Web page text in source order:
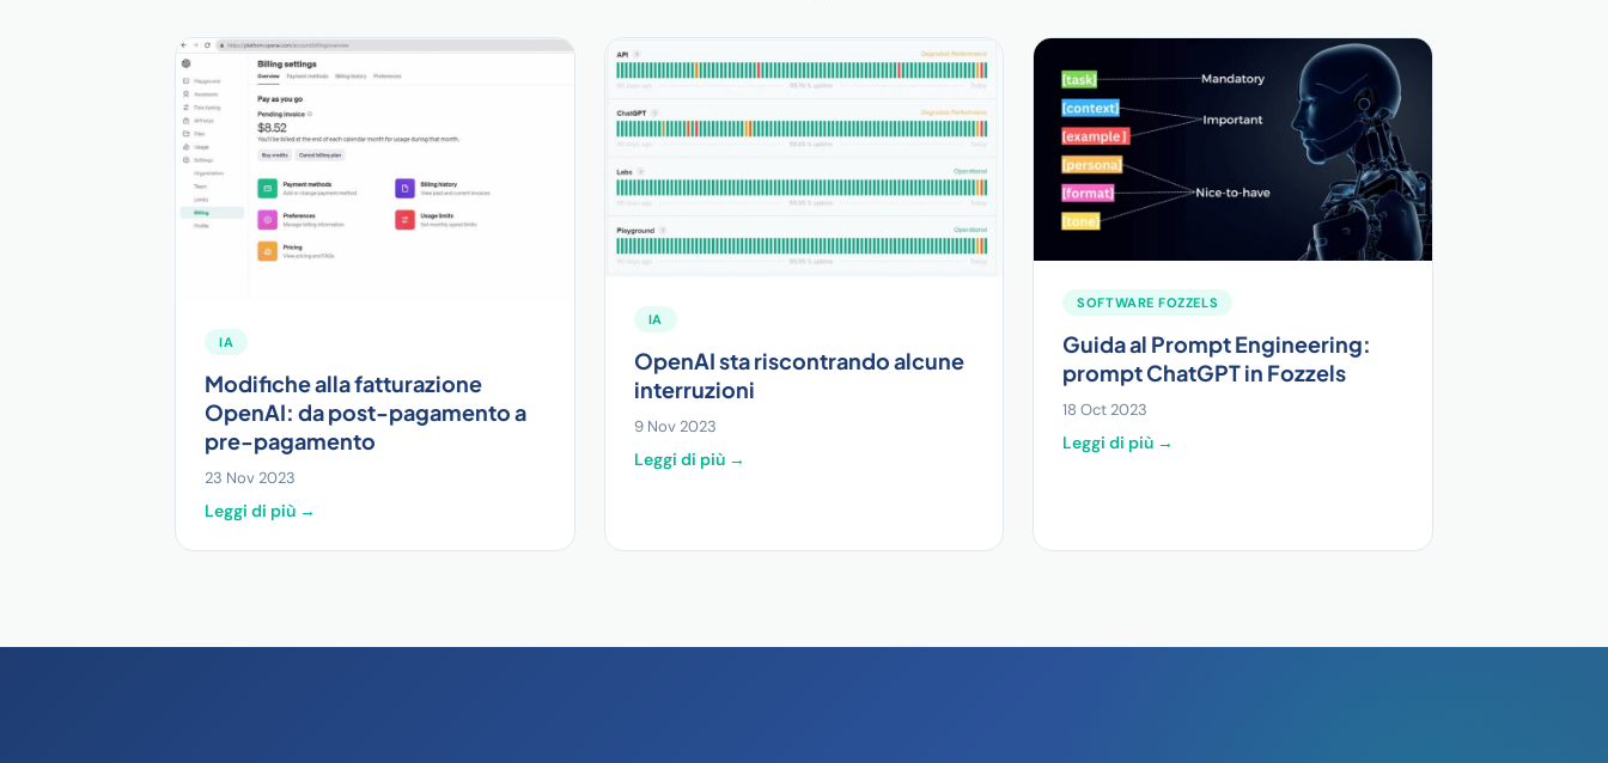
IA
Modifiche alla fatturazione
OpenAI: da post-pagamento a
pre-pagamento
23 Nov 2023
Leggi di più →
IA
OpenAI sta riscontrando alcune
interruzioni
9 Nov 2023
Leggi di più →
SOFTWARE FOZZELS
Guida al Prompt Engineering:
prompt ChatGPT in Fozzels
18 Oct 2023
Leggi di più →